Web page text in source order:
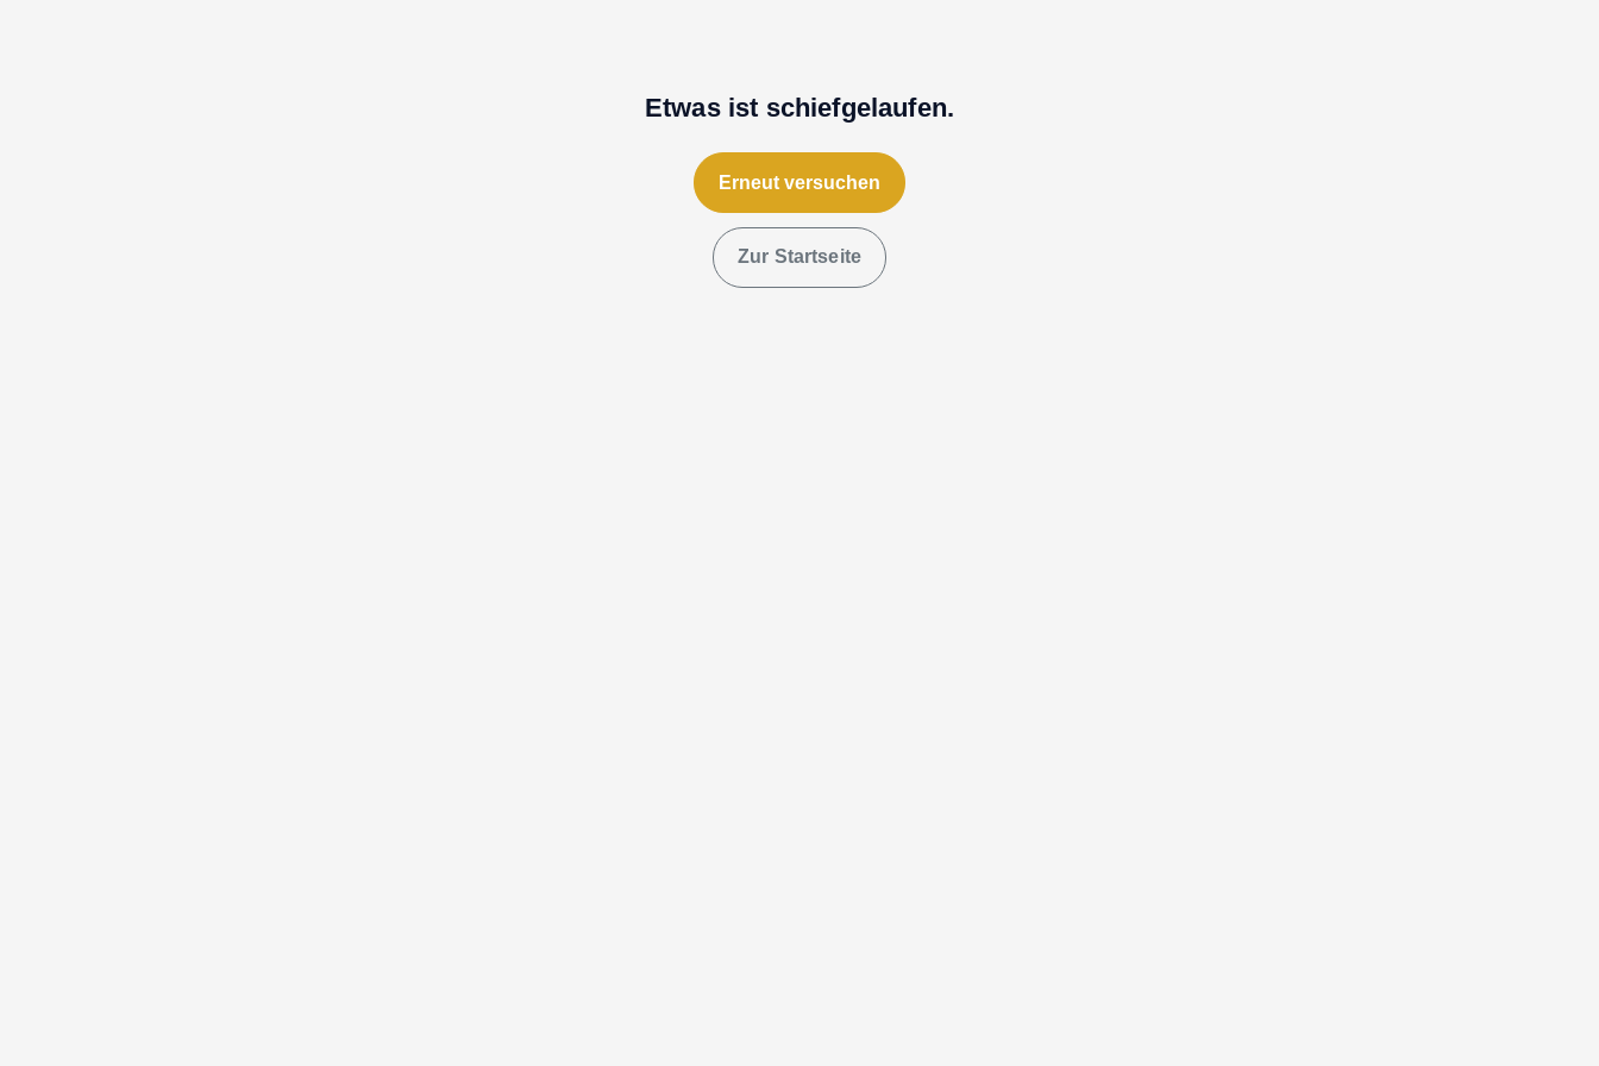
Etwas ist schiefgelaufen.
Erneut versuchen
Zur Startseite